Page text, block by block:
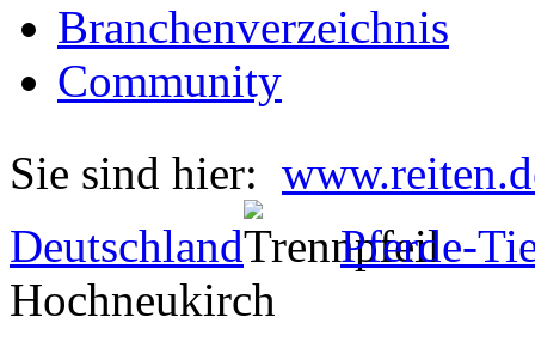
Branchenverzeichnis
Community
Sie sind hier:
Deutschland
Pferde-
Hochneukirch